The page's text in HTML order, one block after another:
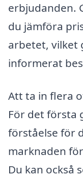
erbjudanden.
du jämföra
arbetet, vilket
informerat
Att ta in flera
För det första
förståelse för
marknaden
Du kan också